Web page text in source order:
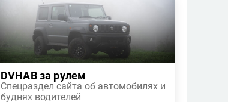
DVHAB за рулем
Спецраздел сайта об автомобилях и
буднях водителей